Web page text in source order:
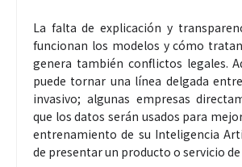
La falta de explicación y
funcionan los modelos y cómo
genera también conflictos legales.
puede tornar una línea delgada
invasivo; algunas empresas
que los datos serán usados para
entrenamiento de su Inteligencia
de presentar un producto o servicio